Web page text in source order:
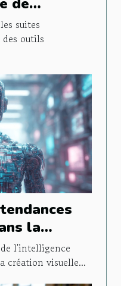
gratuits
suites
des outils
la
l'intelligence
création visuelle...